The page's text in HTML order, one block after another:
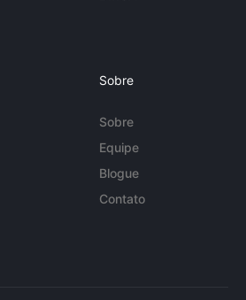
Sobre
Sobre
Equipe
Blogue
Contato